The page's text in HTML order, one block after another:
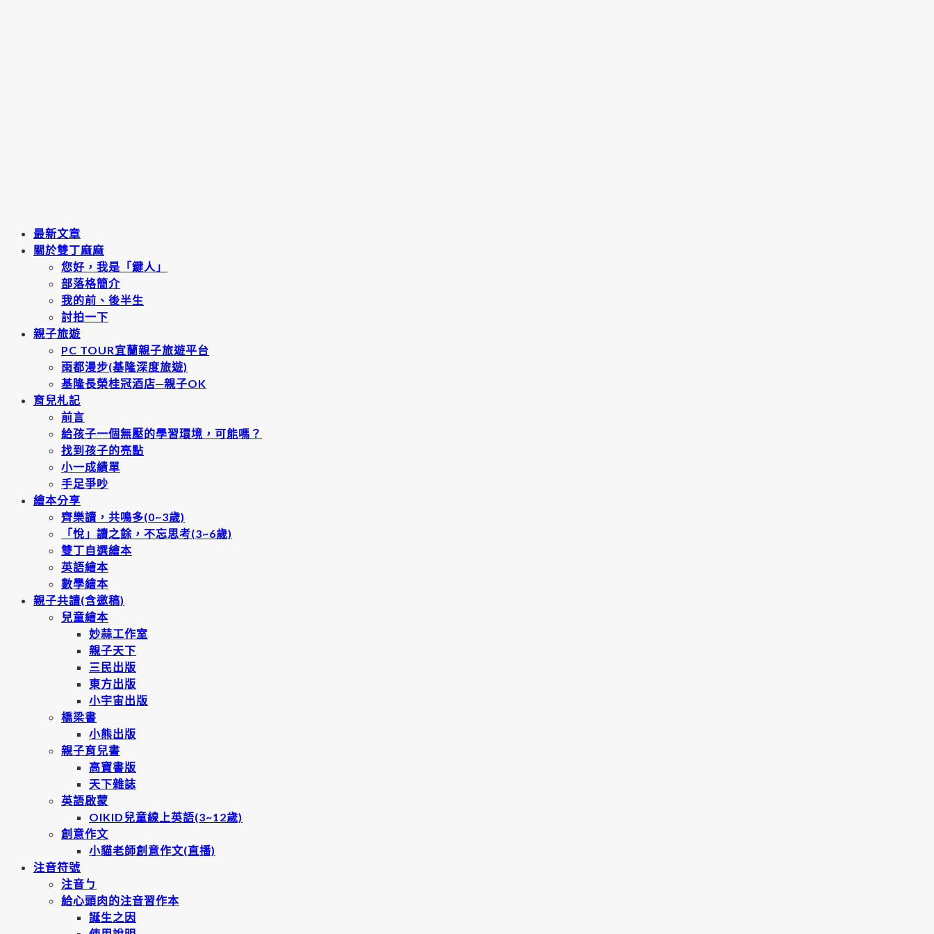
最新文章
關於雙丁麻麻
您好，我是「鍵人」
部落格簡介
我的前、後半生
討拍一下
親子旅遊
PC TOUR宜蘭親子旅遊平台
雨都漫步(基隆深度旅遊)
基隆長榮桂冠酒店─親子OK
育兒札記
前言
給孩子一個無壓的學習環境，可能嗎？
找到孩子的亮點
小一成績單
手足爭吵
繪本分享
齊樂讀，共鳴多(0~3歲)
「悅」讀之餘，不忘思考(3~6歲)
雙丁自選繪本
英語繪本
數學繪本
親子共讀(含邀稿)
兒童繪本
妙蒜工作室
親子天下
三民出版
東方出版
小宇宙出版
橋梁書
小熊出版
親子育兒書
高寶書版
天下雜誌
英語啟蒙
OIKID兒童線上英語(3~12歲)
創意作文
小貓老師創意作文(直播)
注音符號
注音ㄅ
給心頭肉的注音習作本
誕生之因